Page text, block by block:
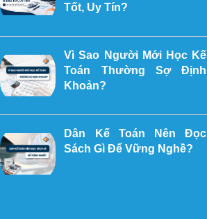
Tốt, Uy Tín?
Vì Sao Người Mới Học Kế
Toán Thường Sợ Định
Khoản?
Dân Kế Toán Nên Đọc
Sách Gì Để Vững Nghề?